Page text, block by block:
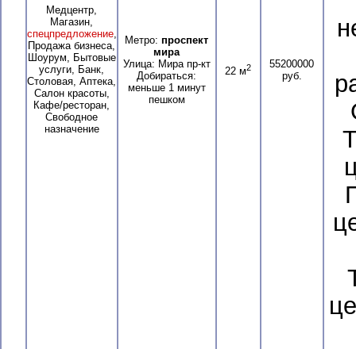
Медцентр,
Магазин,
спецпредложение,
Продажа бизнеса,
Шоурум, Бытовые
услуги, Банк,
Столовая, Аптека,
Салон красоты,
Кафе/ресторан,
Свободное
назначение
Метро: проспект
мира
Улица: Мира пр-кт
Добираться:
меньше 1 минут
пешком
22 м2
55200000
руб.